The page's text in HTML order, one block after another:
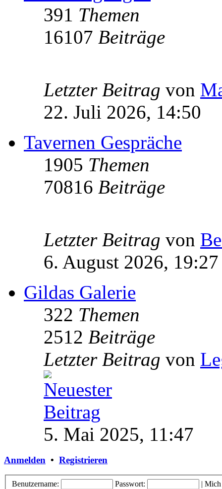
391 Themen
16107 Beiträge
Letzter Beitrag von
22. Juli 2026, 14:50
Tavernen Gespräche
1905 Themen
70816 Beiträge
Letzter Beitrag von
6. August 2026, 19:27
Gildas Galerie
322 Themen
2512 Beiträge
Letzter Beitrag von
5. Mai 2025, 11:47
Anmelden • Registrieren
Benutzername: Passwort: | Mich